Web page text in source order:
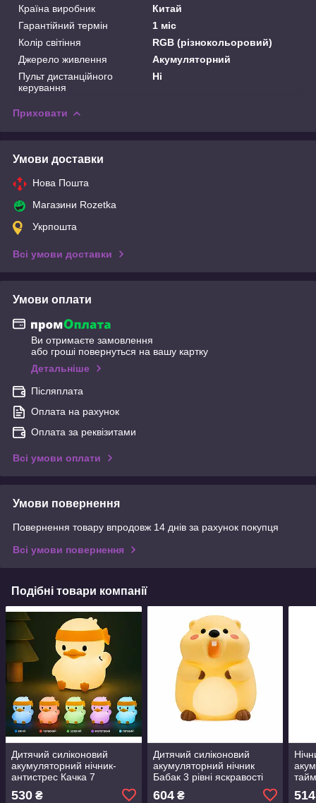
Країна виробник
Китай
Гарантійний термін
1 міс
Колір світіння
RGB (різнокольоровий)
Джерело живлення
Акумуляторний
Пульт дистанційного
керування
Ні
Приховати
Умови доставки
Нова Пошта
Магазини Rozetka
Укрпошта
Всі умови доставки
Умови оплати
Ви отримаєте замовлення
або гроші повернуться на вашу картку
Детальніше
Післяплата
Оплата на рахунок
Оплата за реквізитами
Всі умови оплати
Умови повернення
Повернення товару впродовж 14 днів за рахунок покупця
Всі умови повернення
Подібні товари компанії
Дитячий силіконовий
акумуляторний нічник-
антистрес Качка 7
кольорів RGB з таймером
530 ₴
Дитячий силіконовий
акумуляторний нічник
Бабак 3 рівні яскравості
604₴ 514